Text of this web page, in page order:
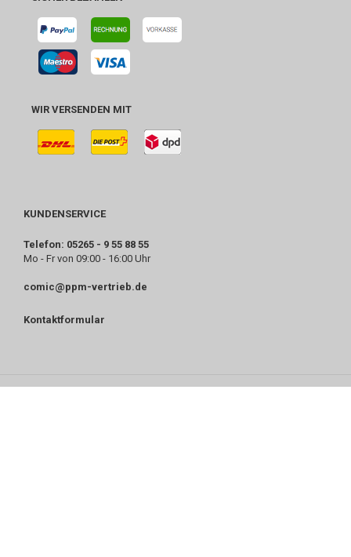
WIR VERSENDEN MIT
KUNDENSERVICE
Telefon: 05265 - 9 55 88 55
Mo - Fr von 09:00 - 16:00 Uhr
comic@ppm-vertrieb.de
Kontaktformular